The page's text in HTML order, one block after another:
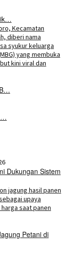
Dukungan Sistem
Petani di